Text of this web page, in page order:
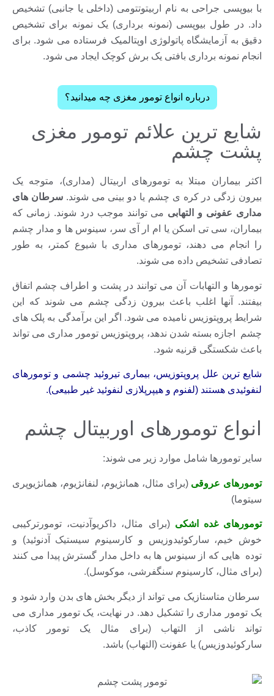
با بیوپسی جراحی به نام اربیتوتتومی (داخلی یا جانبی) تشخیص
داد. در طول بیوپسی (نمونه برداری) یک نمونه برای تشخیص
دقیق به آزمایشگاه پاتولوژی اوپتالمیک فرستاده می شود. برای
انجام نمونه برداری بافتی یک برش کوچک ایجاد می شود.
درباره انواع تومور مغزی چه میدانید؟
شایع ترین علائم تومور مغزی
پشت چشم
اکثر بیماران مبتلا به تومورهای اربیتال (مداری)، متوجه یک
بیرون زدگی در کره ی چشم یا دو بینی می شوند.سرطان های
مداری عفونی و التهابی می توانند موجب درد شوند. زمانی که
بیماران، سی تی اسکن یا ام ار آی سر، سینوس ها و مدار چشم
را انجام می دهند، تومورهای مداری با شیوع کمتر، به طور
تصادفی تشخیص داده می شوند.
تومورها و التهابات آن می توانند در پشت و اطراف چشم اتفاق
بیفتند. آنها اغلب باعث بیرون زدگی چشم می شوند که این
شرایط پروپتوزیس نامیده می شود. اگر این برآمدگی به پلک های
چشم اجازه بسته شدن ندهد، پروپتوزیس تومور مداری می تواند
باعث شکستگی قرنیه شود.
شایع ترین علل پروپتوزیس، بیماری تیروئید چشمی و تومورهای
لنفوئیدی هستند (لفنوم و هیپرپلازی لنفوئید غیر طبیعی).
انواع تومورهای اوربیتال چشم
سایر تومورها شامل موارد زیر می شوند:
تومورهای عروقی (برای مثال، همانژیوم، لنفانژیوم، همانژیوپری
سیتوما)
تومورهای غده اشکی (برای مثال، داکریوآدنیت، تومورترکیبی
خوش خیم، سارکوئیدوزیس و کارسینوم سیستیک آدنوئید) و
توده هایی که از سینوس ها به داخل مدار گسترش پیدا می کنند
(برای مثال، کارسینوم سنگفرشی، موکوسل).
سرطان متاستازیک می تواند از دیگر بخش های بدن وارد شود و
یک تومور مداری را تشکیل دهد. در نهایت، یک تومور مداری می
تواند ناشی از التهاب (برای مثال یک تومور کاذب،
سارکوئیدوزیس) یا عفونت (التهاب) باشد.